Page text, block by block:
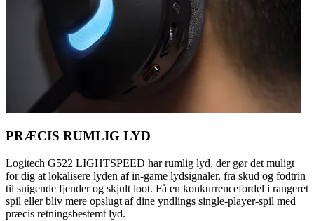
PRÆCIS RUMLIG LYD
Logitech G522 LIGHTSPEED har rumlig lyd, der gør det muligt
for dig at lokalisere lyden af in-game lydsignaler, fra skud og fodtrin
til snigende fjender og skjult loot. Få en konkurrencefordel i rangeret
spil eller bliv mere opslugt af dine yndlings single-player-spil med
præcis retningsbestemt lyd.